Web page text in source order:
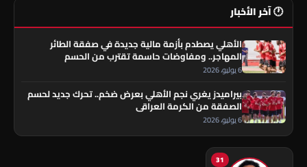
🕐 آخر الأخبار
الأهلي يصطدم بأزمة مالية جديدة في صفقة الطائر
المهاجر.. ومفاوضات حاسمة تقترب من الحسم
6 يوليو، 2026
بيراميدز يغري نجم الأهلي بعرض ضخم.. تحرك جديد لحسم
الصفقة من الكرمة العراقي
6 يوليو، 2026
31